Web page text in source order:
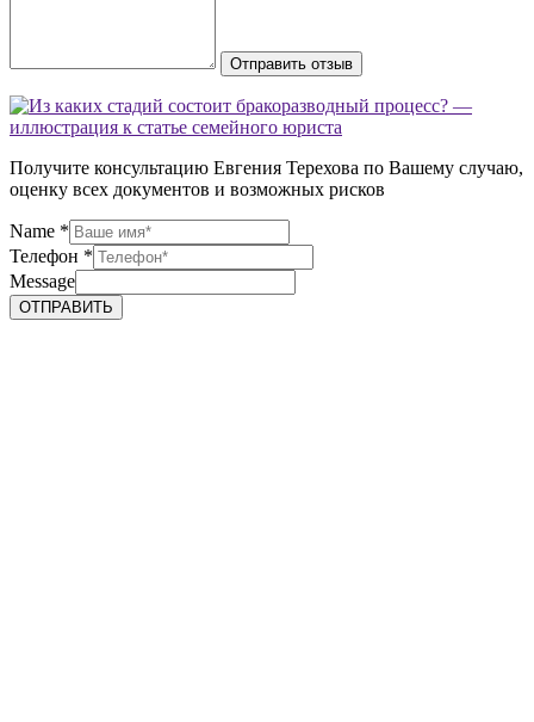
Отправить отзыв
Получите консультацию Евгения Терехова по Вашему случаю,
оценку всех документов и возможных рисков
Name *
Телефон *
Message
ОТПРАВИТЬ